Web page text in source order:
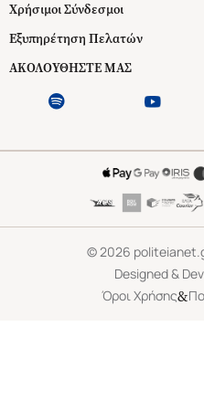
Χρήσιμοι Σύνδεσμοι
Εξυπηρέτηση Πελατών
ΑΚΟΛΟΥΘΗΣΤΕ ΜΑΣ
©2026
Designed &
Όροι Χρήσης&